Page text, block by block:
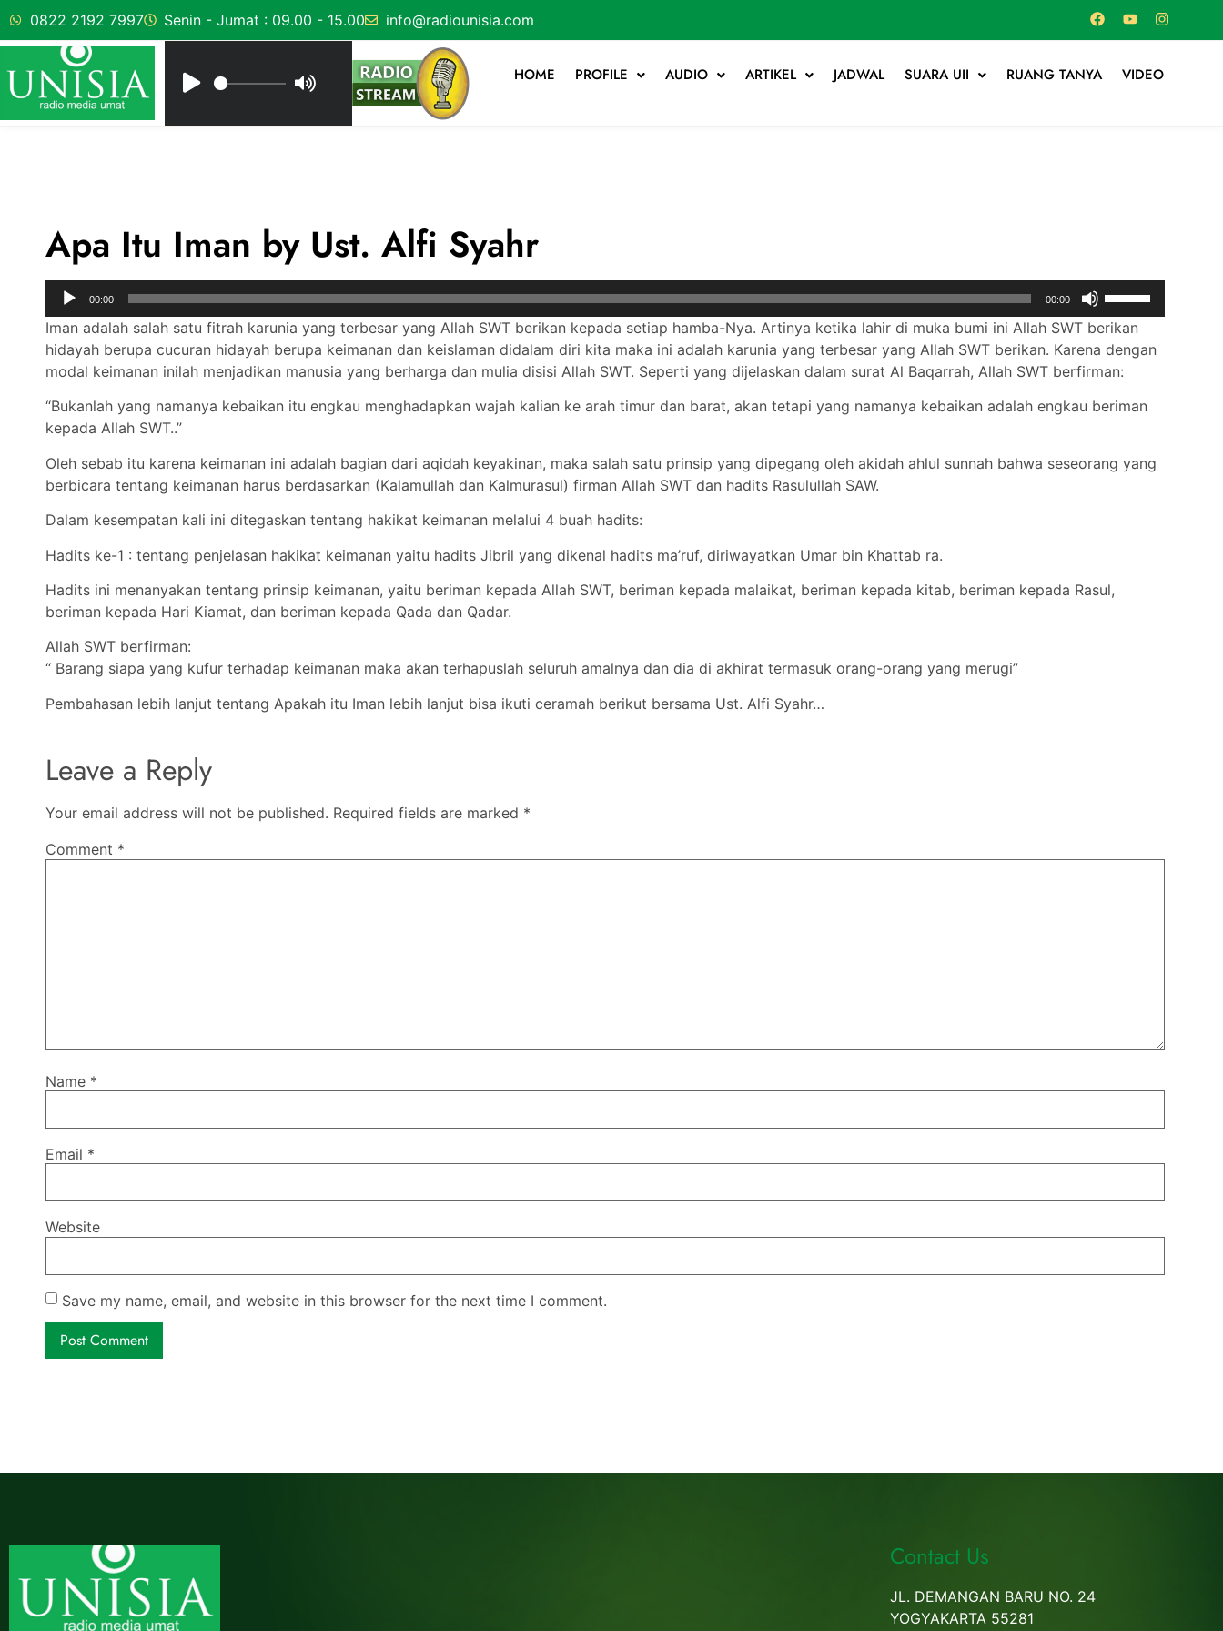
0822 2192 7997 Senin - Jumat : 09.00 - 15.00 info@radiounisia.com
HOME PROFILE AUDIO ARTIKEL JADWAL SUARA UII RUANG TANYA VIDEO
Apa Itu Iman by Ust. Alfi Syahr
Audio
Player
00:00 00:00
Arrow
keys
to
increase
volume.
Iman adalah salah satu fitrah karunia yang terbesar yang Allah SWT berikan kepada setiap hamba-Nya. Artinya ketika lahir di muka bumi ini Allah SWT berikan
hidayah berupa cucuran hidayah berupa keimanan dan keislaman didalam diri kita maka ini adalah karunia yang terbesar yang Allah SWT berikan. Karena dengan
modal keimanan inilah menjadikan manusia yang berharga dan mulia disisi Allah SWT. Seperti yang dijelaskan dalam surat Al Baqarrah, Allah SWT berfirman:
“Bukanlah yang namanya kebaikan itu engkau menghadapkan wajah kalian ke arah timur dan barat, akan tetapi yang namanya kebaikan adalah engkau beriman
kepada Allah SWT..”
Oleh sebab itu karena keimanan ini adalah bagian dari aqidah keyakinan, maka salah satu prinsip yang dipegang oleh akidah ahlul sunnah bahwa seseorang yang
berbicara tentang keimanan harus berdasarkan (Kalamullah dan Kalmurasul) firman Allah SWT dan hadits Rasulullah SAW.
Dalam kesempatan kali ini ditegaskan tentang hakikat keimanan melalui 4 buah hadits:
Hadits ke-1 : tentang penjelasan hakikat keimanan yaitu hadits Jibril yang dikenal hadits ma’ruf, diriwayatkan Umar bin Khattab ra.
Hadits ini menanyakan tentang prinsip keimanan, yaitu beriman kepada Allah SWT, beriman kepada malaikat, beriman kepada kitab, beriman kepada Rasul,
beriman kepada Hari Kiamat, dan beriman kepada Qada dan Qadar.
Allah SWT berfirman:
“ Barang siapa yang kufur terhadap keimanan maka akan terhapuslah seluruh amalnya dan dia di akhirat termasuk orang-orang yang merugi”
Pembahasan lebih lanjut tentang Apakah itu Iman lebih lanjut bisa ikuti ceramah berikut bersama Ust. Alfi Syahr…
Leave a Reply
Your email address will not be published. Required fields are marked *
Comment *
Name *
Email *
Website
Save my name, email, and website in this browser for the next time I comment.
Contact Us
JL. DEMANGAN BARU NO. 24
YOGYAKARTA 55281